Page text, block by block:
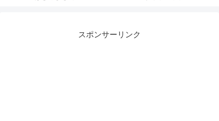
スポンサーリンク